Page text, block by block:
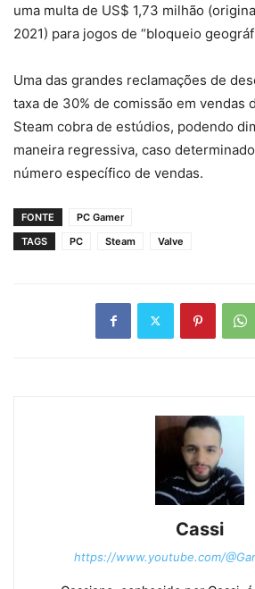
uma multa de US$ 1,73 milhão
2021) para jogos de “bloqueio
Uma das grandes reclamações de
taxa de 30% de comissão em vendas
Steam cobra de estúdios, podendo
maneira regressiva, caso
número específico de vendas.
FONTE
PC Gamer
TAGS
PC Steam Valve
Cassi
https://www.youtube.com/